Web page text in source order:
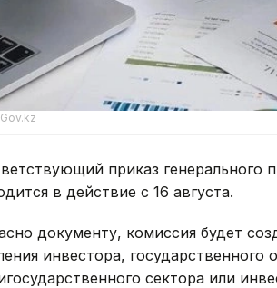
приказ генерального
в действие с 16 августа.
документу, комиссия будет
инвестора,
сектора или